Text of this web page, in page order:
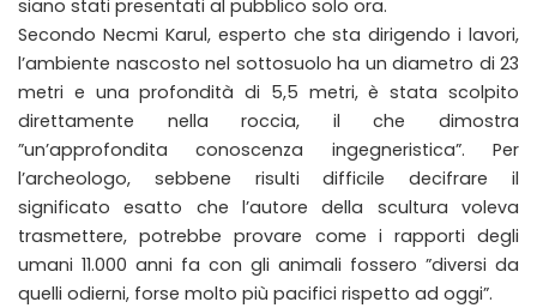
siano stati presentati al pubblico solo ora.
Secondo Necmi Karul, esperto che sta dirigendo i lavori,
l’ambiente nascosto nel sottosuolo ha un diametro di 23
metri e una profondità di 5,5 metri, è stata scolpito
direttamente nella roccia, il che dimostra
”un’approfondita conoscenza ingegneristica”. Per
l’archeologo, sebbene risulti difficile decifrare il
significato esatto che l’autore della scultura voleva
trasmettere, potrebbe provare come i rapporti degli
umani 11.000 anni fa con gli animali fossero ”diversi da
quelli odierni, forse molto più pacifici rispetto ad oggi”.